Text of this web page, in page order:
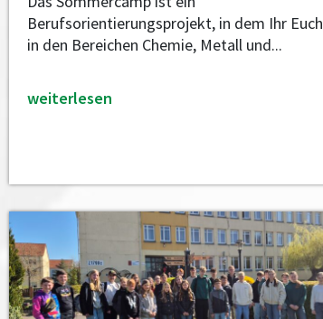
Berufsorientierungsprojekt, in dem Ihr Euch
in den Bereichen Chemie, Metall und...
weiterlesen